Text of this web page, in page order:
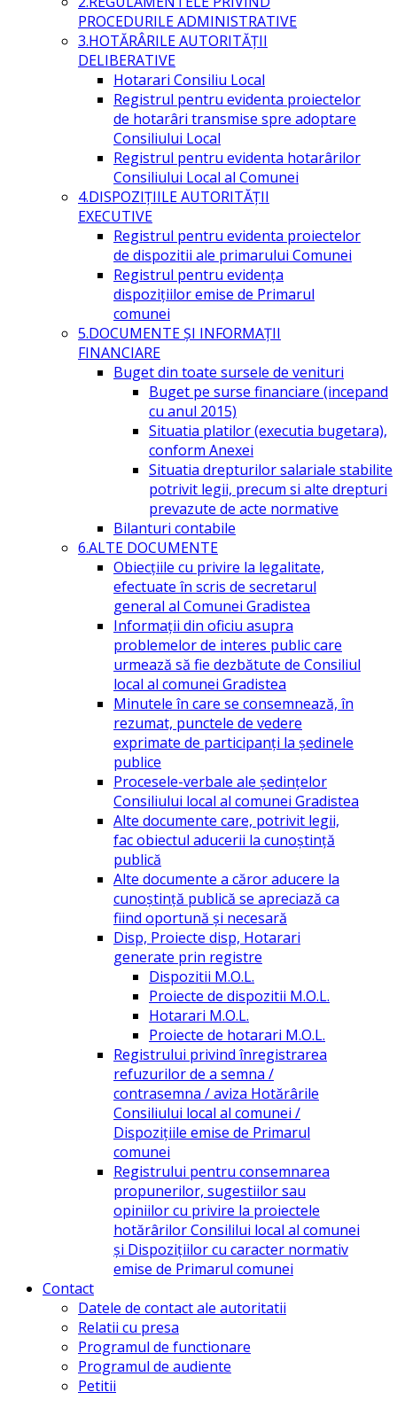
PROCEDURILE ADMINISTRATIVE
3.HOTĂRÂRILE AUTORITĂŢII
DELIBERATIVE
Hotarari Consiliu Local
Registrul pentru evidenta proiectelor
de hotarâri transmise spre adoptare
Consiliului Local
Registrul pentru evidenta hotarârilor
Consiliului Local al Comunei
4.DISPOZIŢIILE AUTORITĂŢII
EXECUTIVE
Registrul pentru evidenta proiectelor
de dispozitii ale primarului Comunei
Registrul pentru evidența
dispozițiilor emise de Primarul
comunei
5.DOCUMENTE ŞI INFORMAŢII
FINANCIARE
Buget din toate sursele de venituri
Buget pe surse financiare (incepand
cu anul 2015)
Situatia platilor (executia bugetara),
conform Anexei
Situatia drepturilor salariale stabilite
potrivit legii, precum si alte drepturi
prevazute de acte normative
Bilanturi contabile
6.ALTE DOCUMENTE
Obiecțiile cu privire la legalitate,
efectuate în scris de secretarul
general al Comunei Gradistea
Informații din oficiu asupra
problemelor de interes public care
urmează să fie dezbătute de Consiliul
local al comunei Gradistea
Minutele în care se consemnează, în
rezumat, punctele de vedere
exprimate de participanți la ședinele
publice
Procesele-verbale ale ședințelor
Consiliului local al comunei Gradistea
Alte documente care, potrivit legii,
fac obiectul aducerii la cunoștință
publică
Alte documente a căror aducere la
cunoștință publică se apreciază ca
fiind oportună și necesară
Disp, Proiecte disp, Hotarari
generate prin registre
Dispozitii M.O.L.
Proiecte de dispozitii M.O.L.
Hotarari M.O.L.
Proiecte de hotarari M.O.L.
Registrului privind înregistrarea
refuzurilor de a semna /
contrasemna / aviza Hotărârile
Consiliului local al comunei /
Dispozițiile emise de Primarul
comunei
Registrului pentru consemnarea
propunerilor, sugestiilor sau
opiniilor cu privire la proiectele
hotărârilor Consililui local al comunei
și Dispozițiilor cu caracter normativ
emise de Primarul comunei
Contact
Datele de contact ale autoritatii
Relatii cu presa
Programul de functionare
Programul de audiente
Petitii